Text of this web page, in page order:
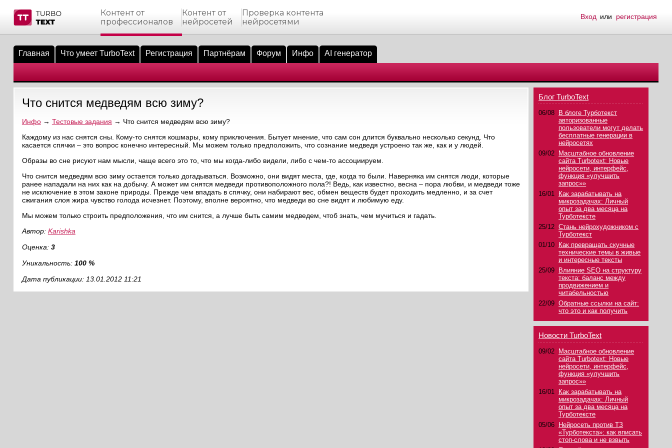
материалы
биржи
пользователи
на сайте
пользователей
сообщения
по форуму
Контент от
профессионалов
Контент от
нейросетей
Проверка контента
нейросетями
Вход или регистрация
Главная Что умеет TurboText Регистрация Партнёрам Форум Инфо AI генератор
Что снится медведям всю зиму?
Инфо→ Тестовые задания → Что снится медведям всю зиму?
Каждому из нас снятся сны. Кому-то снятся кошмары, кому приключения. Бытует мнение, что сам сон длится буквально несколько секунд. Что
касается спячки – это вопрос конечно интересный. Мы можем только предположить, что сознание медведя устроено так же, как и у людей.
Образы во сне рисуют нам мысли, чаще всего это то, что мы когда-либо видели, либо с чем-то ассоциируем.
Что снится медведям всю зиму остается только догадываться. Возможно, они видят места, где, когда то были. Наверняка им снятся люди, которые
ранее нападали на них как на добычу. А может им снятся медведи противоположного пола?! Ведь, как известно, весна – пора любви, и медведи тоже
не исключение в этом законе природы. Прежде чем впадать в спячку, они набирают вес, обмен веществ будет проходить медленно, и за счет
сжигания слоя жира чувство голода исчезнет. Поэтому, вполне вероятно, что медведи во сне видят и любимую еду.
Мы можем только строить предположения, что им снится, а лучше быть самим медведем, чтоб знать, чем мучиться и гадать.
Автор: Karishka
Оценка: 3
Уникальность: 100 %
Дата публикации: 13.01.2012 11:21
Блог TurboText
06/08
В блоге Турботекст
авторизованные
пользователи могут делать
бесплатные генерации в
нейросетях
09/02
Масштабное обновление
сайта Turbotext: Новые
нейросети, интерфейс,
функция «улучшить
запрос»»
16/01
Как зарабатывать на
микрозадачах: Личный
опыт за два месяца на
Турботексте
25/12 Стань нейрохудожником с
Турботекст
01/10
Как превращать скучные
технические темы в живые
и интересные тексты
25/09
Влияние SEO на структуру
текста: баланс между
продвижением и
читабельностью
22/09 Обратные ссылки на сайт:
что это и как получить
Новости TurboText
09/02
Масштабное обновление
сайта Turbotext: Новые
нейросети, интерфейс,
функция «улучшить
запрос»»
16/01
Как зарабатывать на
микрозадачах: Личный
опыт за два месяца на
Турботексте
05/06
Нейросеть против ТЗ
«Турботекста»: как вписать
стоп-слова и не взвыть